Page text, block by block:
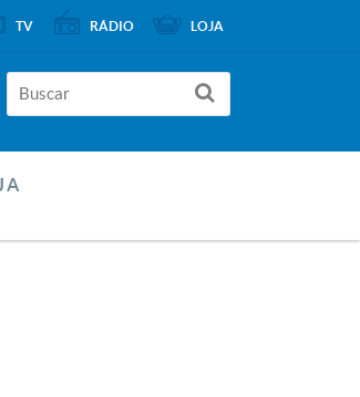
TV RÁDIO LOJA